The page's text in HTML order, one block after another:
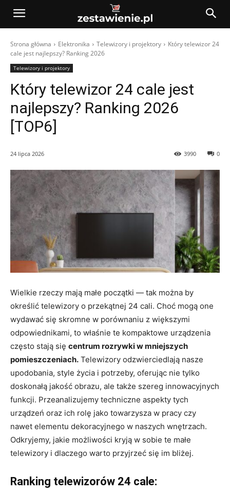
Strona główna Elektronika Telewizory i projektory
Który telewizor 24
cale jest najlepszy? Ranking 2026
Telewizory i projektory
Który telewizor 24 cale jest
najlepszy? Ranking 2026
[TOP6]
24 lipca 2026 0
3990
Wielkie rzeczy mają małe początki — tak można by
określić telewizory o przekątnej 24 cali. Choć mogą one
wydawać się skromne w porównaniu z większymi
odpowiednikami, to właśnie te kompaktowe urządzenia
często stają się centrum rozrywki w mniejszych
pomieszczeniach. Telewizory odzwierciedlają nasze
upodobania, style życia i potrzeby, oferując nie tylko
doskonałą jakość obrazu, ale także szereg innowacyjnych
funkcji. Przeanalizujemy techniczne aspekty tych
urządzeń oraz ich rolę jako towarzysza w pracy czy
nawet elementu dekoracyjnego w naszych wnętrzach.
Odkryjemy, jakie możliwości kryją w sobie te małe
telewizory i dlaczego warto przyjrzeć się im bliżej.
Ranking telewizorów 24 cale: